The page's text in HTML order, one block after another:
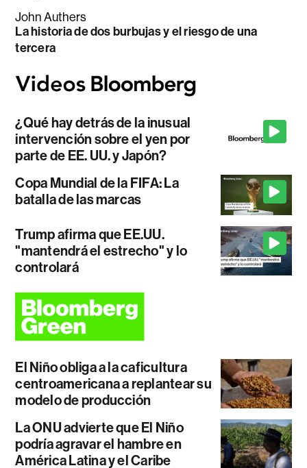
John Authers
La historia de dos burbujas y el riesgo de una
tercera
¿Qué hay detrás de la inusual
intervención sobre el yen por
parte de EE. UU. y Japón?
Copa Mundial de la FIFA: La
batalla de las marcas
Trump afirma que EE.UU.
"mantendrá el estrecho" y lo
controlará
El Niño obliga a la caficultura
centroamericana a replantear su
modelo de producción
La ONU advierte que El Niño
podría agravar el hambre en
América Latina y el Caribe